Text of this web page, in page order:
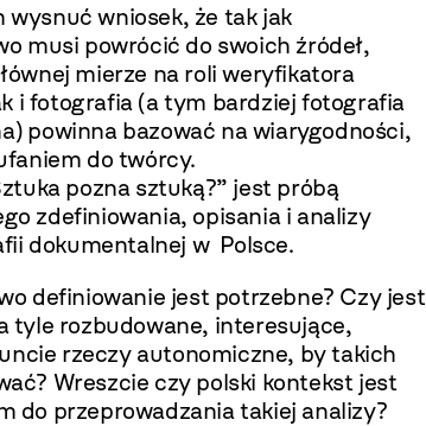
wysnuć wniosek, że tak jak
musi powrócić do swoich źródeł,
mierze na roli weryfikatora
i fotografia (a tym bardziej fotografia
powinna bazować na wiarygodności,
do twórcy.
pozna sztuką?” jest próbą
zdefiniowania, opisania i analizy
dokumentalnej w Polsce.
definiowanie jest potrzebne? Czy jest
tyle rozbudowane, interesujące,
rzeczy autonomiczne, by takich
Wreszcie czy polski kontekst jest
do przeprowadzania takiej analizy?